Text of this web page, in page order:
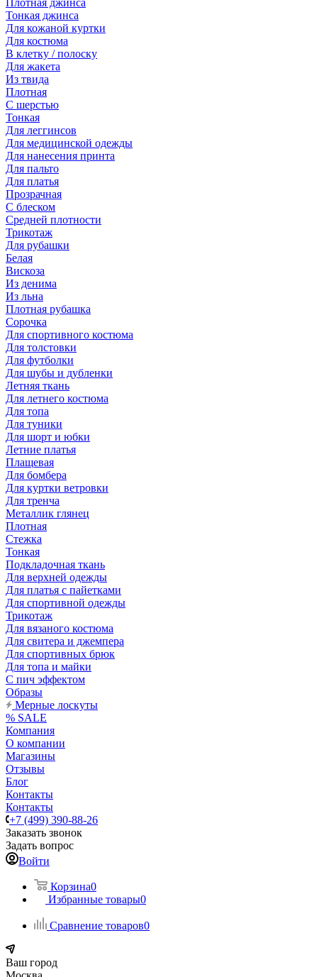
Плотная джинса
Тонкая джинса
Для кожаной куртки
Для костюма
В клетку / полоску
Для жакета
Из твида
Плотная
С шерстью
Тонкая
Для леггинсов
Для медицинской одежды
Для нанесения принта
Для пальто
Для платья
Прозрачная
С блеском
Средней плотности
Трикотаж
Для рубашки
Белая
Вискоза
Из денима
Из льна
Плотная рубашка
Сорочка
Для спортивного костюма
Для толстовки
Для футболки
Для шубы и дубленки
Летняя ткань
Для летнего костюма
Для топа
Для туники
Для шорт и юбки
Летние платья
Плащевая
Для бомбера
Для куртки ветровки
Для тренча
Металлик глянец
Плотная
Стежка
Тонкая
Подкладочная ткань
Для верхней одежды
Для платья с пайетками
Для спортивной одежды
Трикотаж
Для вязаного костюма
Для свитера и джемпера
Для спортивных брюк
Для топа и майки
С пич эффектом
Образы
Мерные лоскуты
% SALE
Компания
О компании
Магазины
Отзывы
Блог
Контакты
Контакты
+7 (499) 390-88-26
Заказать звонок
Задать вопрос
Войти
Корзина0
Избранные товары0
Сравнение товаров0
Ваш город